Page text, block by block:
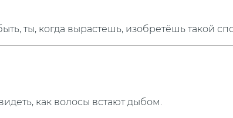
ты, когда вырастешь, изобретёшь такой
как волосы встают дыбом.